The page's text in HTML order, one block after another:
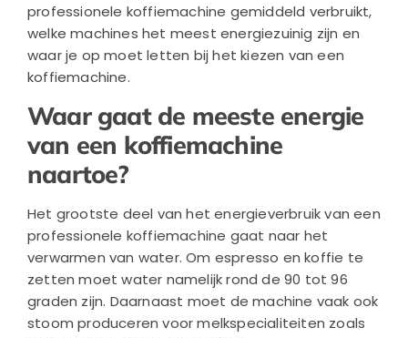
professionele koffiemachine gemiddeld verbruikt,
welke machines het meest energiezuinig zijn en
waar je op moet letten bij het kiezen van een
koffiemachine.
Waar gaat de meeste energie
van een koffiemachine
naartoe?
Het grootste deel van het energieverbruik van een
professionele koffiemachine gaat naar het
verwarmen van water. Om espresso en koffie te
zetten moet water namelijk rond de 90 tot 96
graden zijn. Daarnaast moet de machine vaak ook
stoom produceren voor melkspecialiteiten zoals